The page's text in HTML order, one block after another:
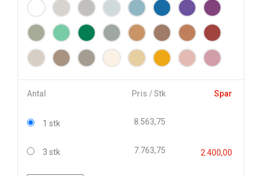
Antal Pris / Stk Spar
1 stk 8.563,75
3 stk 7.763,75 2.400,00